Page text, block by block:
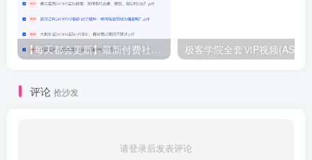
| ├──5.8 EM AT04热电偶输入模块讲解.mp4 15.96M
| ├──5.9 模拟量存储器的表示方式和地址分配.mp4 16.74M
| ├──6.1 高速计数器概念及模式介绍.mp4 29.87M
| ├──6.2 高速计数器编程的一般步骤.mp4 54.63M
| ├──6.3 高速计数器模式讲解.mp4 16.21M
| ├──7.1 PWM脉宽调制.mp4 17.47M
| ├──7.2 PTO脉冲串输出概念及编程方式.mp4 34.97M
| ├──8.2 S7-200 SMART MODBUS通信概念.mp4 26.93M
【每天都会更新】最新付费社群公众号文章 极客学院全套ⅥP视频(AS版)
评论 抢沙发
请登录后发表评论